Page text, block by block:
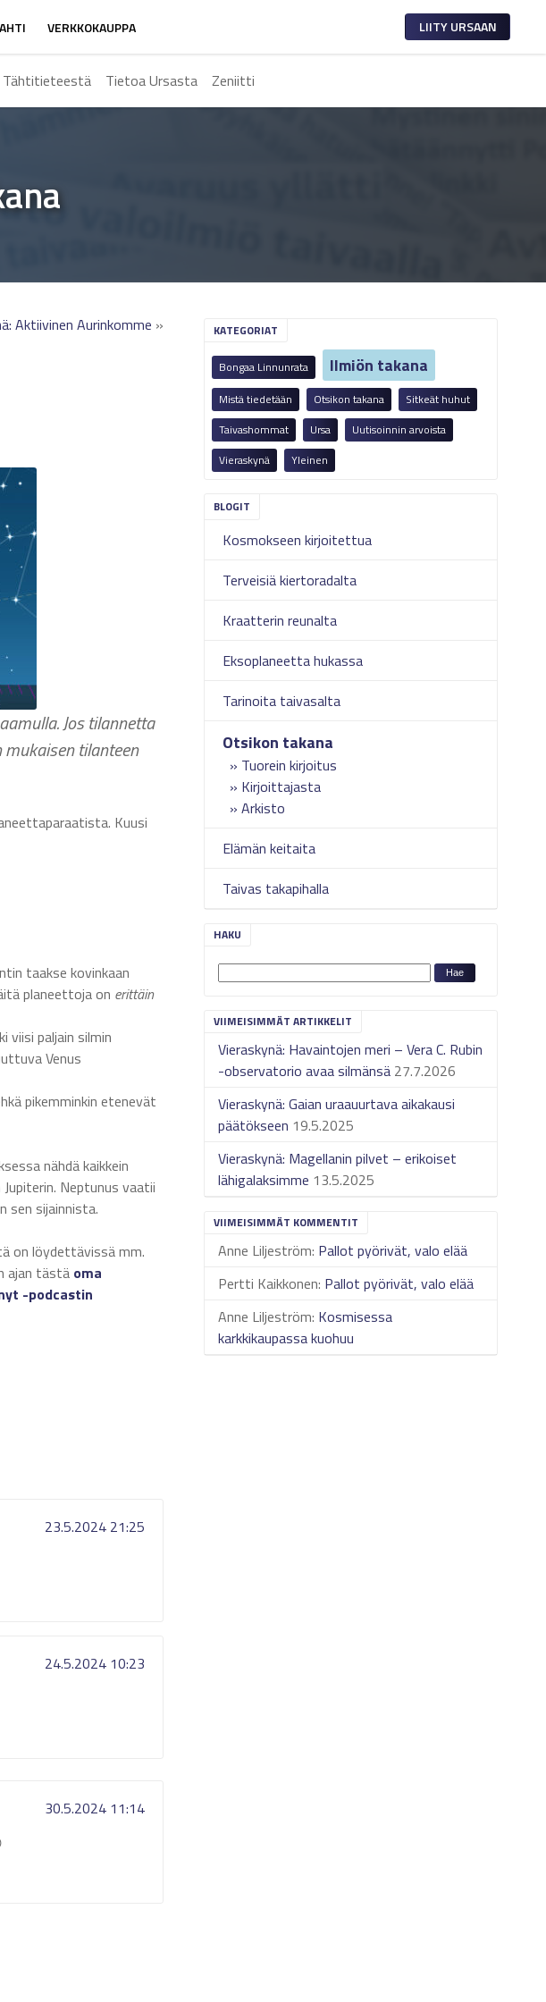
LIITY URSAAN
VERKKOKAUPPA
Tähtitieteestä Tietoa Ursasta Zeniitti
KATEGORIAT
Bongaa Linnunrata Ilmiön takana
Mistä tiedetään Otsikon takana
Sitkeät huhut
Taivashommat
Ursa
Uutisoinnin arvoista
Vieraskynä
Yleinen
Kosmokseen kirjoitettua
Terveisiä kiertoradalta
Kraatterin reunalta
Eksoplaneetta hukassa
Tarinoita taivasalta
Otsikon takana
Tuorein kirjoitus
Kirjoittajasta
Arkisto
Elämän keitaita
Taivas takapihalla
HAKU
VIIMEISIMMÄT ARTIKKELIT
Vieraskynä: Havaintojen meri – Vera C. Rubin
-observatorio avaa silmänsä 27.7.2026
Vieraskynä: Gaian uraauurtava aikakausi
päätökseen 19.5.2025
Vieraskynä: Magellanin pilvet – erikoiset
lähigalaksimme 13.5.2025
VIIMEISIMMÄT KOMMENTIT
Anne Liljeström: Pallot pyörivät, valo elää
Pertti Kaikkonen: Pallot pyörivät, valo elää
Anne Liljeström: Kosmisessa
karkkikaupassa kuohuu
Aktiivinen Aurinkomme »
Jos tilannetta
tilanteen
Kuusi
taakse kovinkaan
planeettoja on erittäin
viisi paljain silmin
Venus
pikemminkin etenevät
nähdä kaikkein
Neptunus vaatii
sen sijainnista.
on löydettävissä mm.
ajan tästä oma
-podcastin
23.5.2024 21:25
24.5.2024 10:23
30.5.2024 11:14